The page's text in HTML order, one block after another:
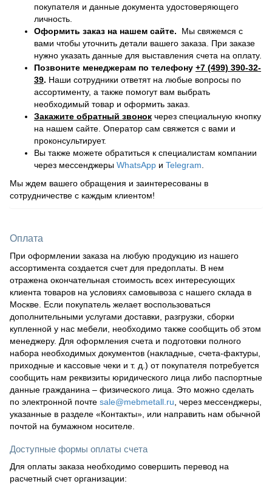
покупателя и данные документа удостоверяющего
личность.
Оформить заказ на нашем сайте. Мы свяжемся с
вами чтобы уточнить детали вашего заказа. При заказе
нужно указать данные для выставления счета на оплату.
Позвоните менеджерам по телефону +7 (499) 390-32-
39. Наши сотрудники ответят на любые вопросы по
ассортименту, а также помогут вам выбрать
необходимый товар и оформить заказ.
Закажите обратный звонок через специальную кнопку
на нашем сайте. Оператор сам свяжется с вами и
проконсультирует.
Вы также можете обратиться к специалистам компании
через мессенджеры WhatsApp и Telegram
Мы ждем вашего обращения и заинтересованы в
сотрудничестве с каждым клиентом!
Оплата
При оформлении заказа на любую продукцию из нашего
ассортимента создается счет для предоплаты. В нем
отражена окончательная стоимость всех интересующих
клиента товаров на условиях самовывоза с нашего склада в
Москве. Если покупатель желает воспользоваться
дополнительными услугами доставки, разгрузки, сборки
купленной у нас мебели, необходимо также сообщить об этом
менеджеру. Для оформления счета и подготовки полного
набора необходимых документов (накладные, счета-фактуры,
приходные и кассовые чеки и т. д.) от покупателя потребуется
сообщить нам реквизиты юридического лица либо паспортные
данные гражданина – физического лица. Это можно сделать
по электронной почте sale@mebmetall.ru , через мессенджеры,
указанные в разделе «Контакты», или направить нам обычной
почтой на бумажном носителе.
Доступные формы оплаты счета
Для оплаты заказа необходимо совершить перевод на
расчетный счет организации: